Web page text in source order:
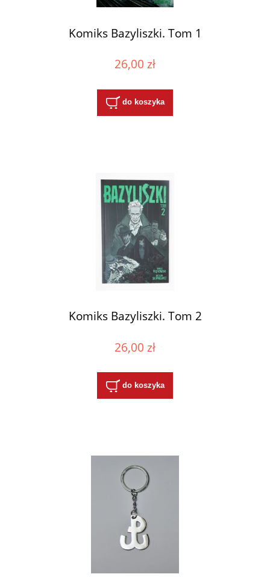
Komiks Bazyliszki. Tom 1
26,00 zł
do koszyka
Komiks Bazyliszki. Tom 2
26,00 zł
do koszyka